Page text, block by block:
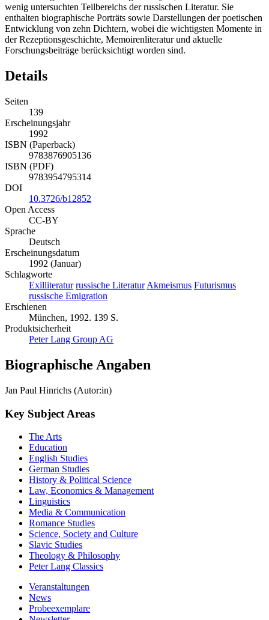
wenig untersuchten Teilbereichs der russischen Literatur. Sie
enthalten biographische Porträts sowie Darstellungen der poetischen
Entwicklung von zehn Dichtern, wobei die wichtigsten Momente in
der Rezeptionsgeschichte, Memoirenliteratur und aktuelle
Forschungsbeiträge berücksichtigt worden sind.
Details
Seiten
139
Erscheinungsjahr
1992
ISBN (Paperback)
9783876905136
ISBN (PDF)
9783954795314
DOI
10.3726/b12852
Open Access
CC-BY
Sprache
Deutsch
Erscheinungsdatum
1992 (Januar)
Schlagworte
Exilliteratur russische Literatur Akmeismus Futurismus
russische Emigration
Erschienen
München, 1992. 139 S.
Produktsicherheit
Peter Lang Group AG
Biographische Angaben
Jan Paul Hinrichs (Autor:in)
Key Subject Areas
The Arts
Education
English Studies
German Studies
History & Political Science
Law, Economics & Management
Linguistics
Media & Communication
Romance Studies
Science, Society and Culture
Slavic Studies
Theology & Philosophy
Peter Lang Classics
Veranstaltungen
News
Probeexemplare